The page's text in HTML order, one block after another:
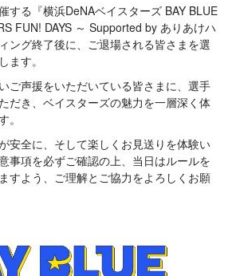
する『横浜DeNAベイスターズ BAY BLUE
FUN! DAYS ～ Supported by ありあけハ
ング終了後に、ご退場される皆さまを選
ます。
ご声援をいただいている皆さまに、選手
だき、ベイスターズの魅力を一層深く体
。
安全に、そして楽しくお見送りを体験い
事項を必ずご確認の上、当日はルールを
すよう、ご理解とご協力をよろしくお願